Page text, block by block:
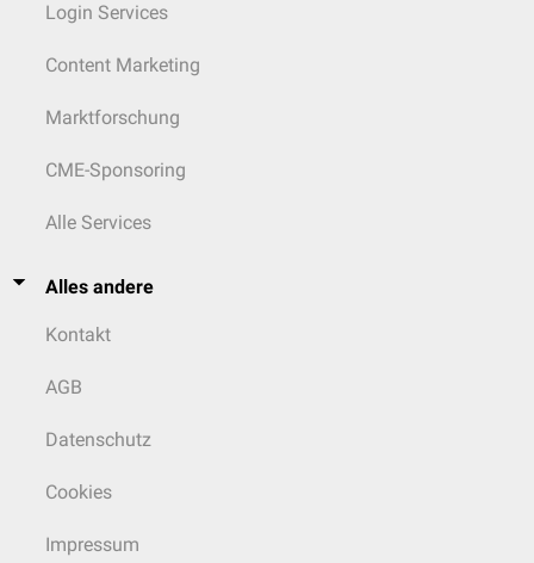
Login Services
Content Marketing
Marktforschung
CME-Sponsoring
Alle Services
Alles andere
Kontakt
AGB
Datenschutz
Cookies
Impressum